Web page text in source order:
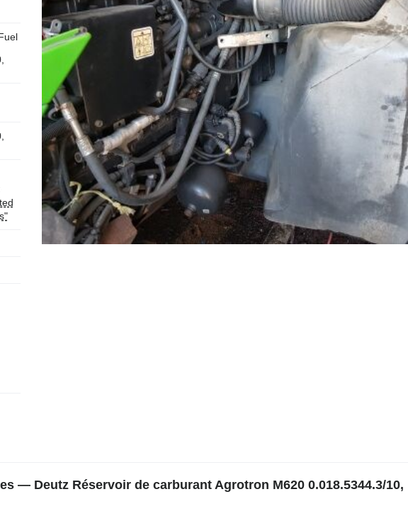
— Deutz Réservoir de carburant Agrotron M620 0.018.5344.3/10,